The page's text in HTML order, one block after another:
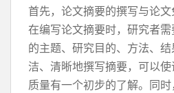
首先，论文摘要的撰写与论文
在编写论文摘要时，研究者
的主题、研究目的、方法、
洁、清晰地撰写摘要，可以
质量有一个初步的了解。同